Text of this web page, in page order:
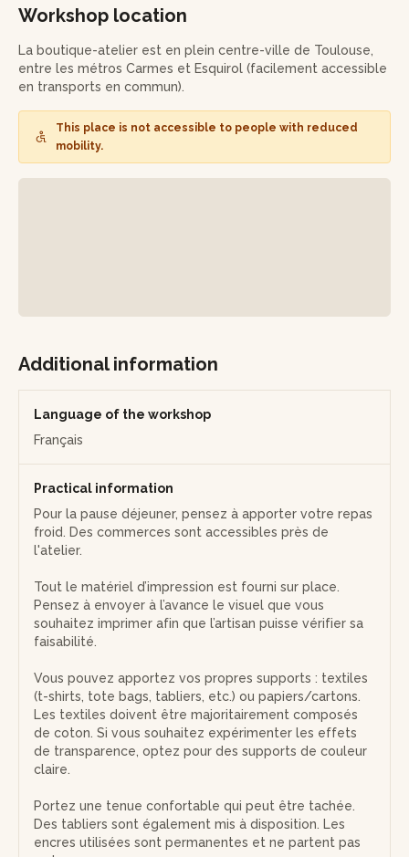
de sérigraphier en fonction de votre projet (textiles,
papiers, cartons, etc.).
Repartez expert de la sérigraphie avec votre projet
imprimé et unique sous le bras !
Workshop location
La boutique-atelier est en plein centre-ville de Toulouse,
entre les métros Carmes et Esquirol (facilement accessible
en transports en commun).
This place is not accessible to people with reduced
mobility.
Additional information
Language of the workshop
Français
Practical information
Pour la pause déjeuner, pensez à apporter votre repas
froid. Des commerces sont accessibles près de
l'atelier.
Tout le matériel d’impression est fourni sur place.
Pensez à envoyer à l’avance le visuel que vous
souhaitez imprimer afin que l’artisan puisse vérifier sa
faisabilité.
Vous pouvez apportez vos propres supports : textiles
(t-shirts, tote bags, tabliers, etc.) ou papiers/cartons.
Les textiles doivent être majoritairement composés
de coton. Si vous souhaitez expérimenter les effets
de transparence, optez pour des supports de couleur
claire.
Portez une tenue confortable qui peut être tachée.
Des tabliers sont également mis à disposition. Les
encres utilisées sont permanentes et ne partent pas